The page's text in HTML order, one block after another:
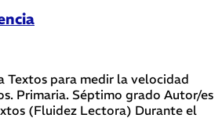
Textos para medir la velocidad
Primaria. Séptimo grado Autor/es
(Fluidez Lectora) Durante el